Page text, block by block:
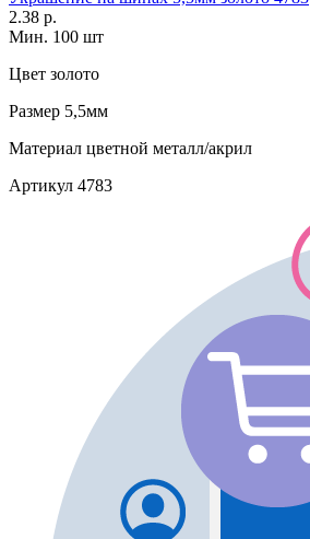
2.38 р.
Мин. 100 шт
Цвет золото
Размер 5,5мм
Материал цветной металл/акрил
Артикул 4783